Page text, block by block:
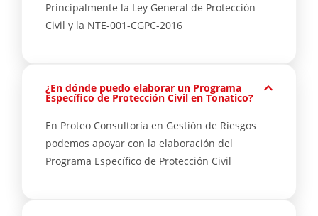
Principalmente la Ley General de Protección
Civil y la NTE-001-CGPC-2016
¿En dónde puedo elaborar un Programa
Específico de Protección Civil en Tonatico?
En Proteo Consultoría en Gestión de Riesgos
podemos apoyar con la elaboración del
Programa Específico de Protección Civil